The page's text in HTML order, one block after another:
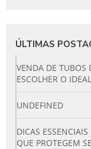
ÚLTIMAS
VENDA DE TUBOS
ESCOLHER O IDEAL
UNDEFINED
DICAS
QUE PROTEGEM